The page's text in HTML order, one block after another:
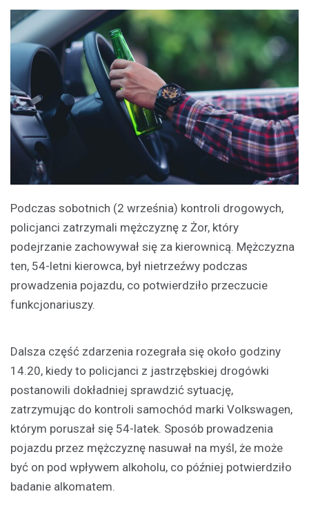
Podczas sobotnich (2 września) kontroli drogowych,
policjanci zatrzymali mężczyznę z Żor, który
podejrzanie zachowywał się za kierownicą. Mężczyzna
ten, 54-letni kierowca, był nietrzeźwy podczas
prowadzenia pojazdu, co potwierdziło przeczucie
funkcjonariuszy.
Dalsza część zdarzenia rozegrała się około godziny
14.20, kiedy to policjanci z jastrzębskiej drogówki
postanowili dokładniej sprawdzić sytuację,
zatrzymując do kontroli samochód marki Volkswagen,
którym poruszał się 54-latek. Sposób prowadzenia
pojazdu przez mężczyznę nasuwał na myśl, że może
być on pod wpływem alkoholu, co później potwierdziło
badanie alkomatem.